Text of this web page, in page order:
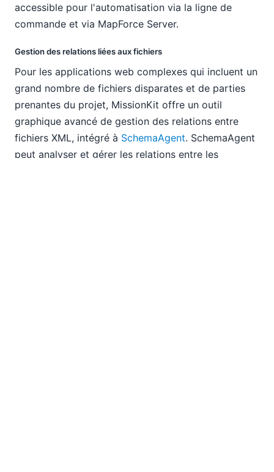
accessible pour l'automatisation via la ligne de
commande et via MapForce Server.
Gestion des relations liées aux fichiers
Pour les applications web complexes qui incluent un
grand nombre de fichiers disparates et de parties
prenantes du projet, MissionKit offre un outil
graphique avancé de gestion des relations entre
fichiers XML, intégré à SchemaAgent. SchemaAgent
peut analyser et gérer les relations entre les